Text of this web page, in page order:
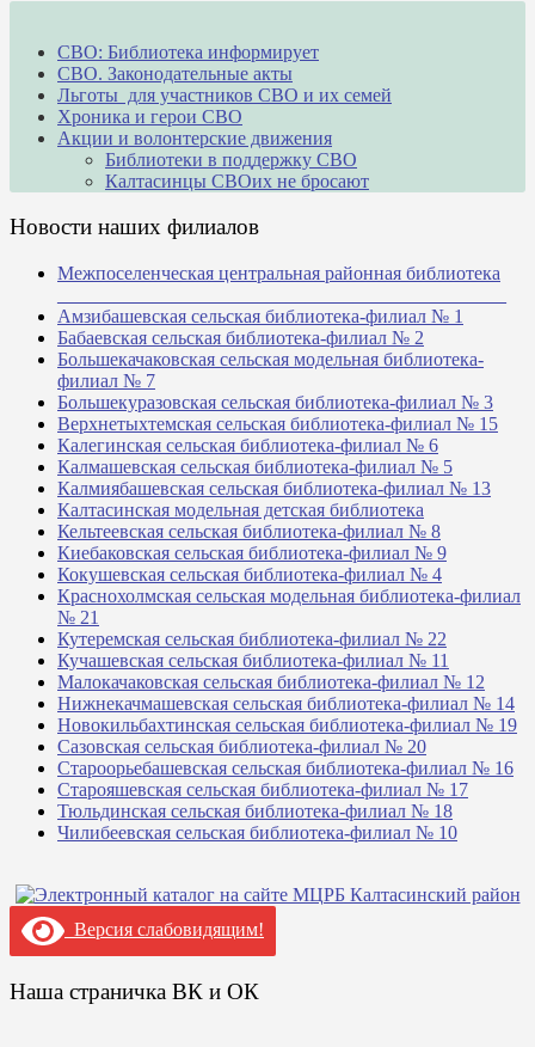
СВО: Библиотека информирует
СВО. Законодательные акты
Льготы для участников СВО и их семей
Хроника и герои СВО
Акции и волонтерские движения
Библиотеки в поддержку СВО
Калтасинцы СВОих не бросают
Новости наших филиалов
Межпоселенческая центральная районная библиотека
Амзибашевская сельская библиотека-филиал № 1
Бабаевская сельская библиотека-филиал № 2
Большекачаковская сельская модельная библиотека-
филиал № 7
Большекуразовская сельская библиотека-филиал № 3
Верхнетыхтемская сельская библиотека-филиал № 15
Калегинская сельская библиотека-филиал № 6
Калмашевская сельская библиотека-филиал № 5
Калмиябашевская сельская библиотека-филиал № 13
Калтасинская модельная детская библиотека
Кельтеевская сельская библиотека-филиал № 8
Киебаковская сельская библиотека-филиал № 9
Кокушевская сельская библиотека-филиал № 4
Краснохолмская сельская модельная библиотека-филиал
№ 21
Кутеремская сельская библиотека-филиал № 22
Кучашевская сельская библиотека-филиал № 11
Малокачаковская сельская библиотека-филиал № 12
Нижнекачмашевская сельская библиотека-филиал № 14
Новокильбахтинская сельская библиотека-филиал № 19
Сазовская сельская библиотека-филиал № 20
Староорьебашевская сельская библиотека-филиал № 16
Старояшевская сельская библиотека-филиал № 17
Тюльдинская сельская библиотека-филиал № 18
Чилибеевская сельская библиотека-филиал № 10
Версия слабовидящим!
Наша страничка ВК и ОК